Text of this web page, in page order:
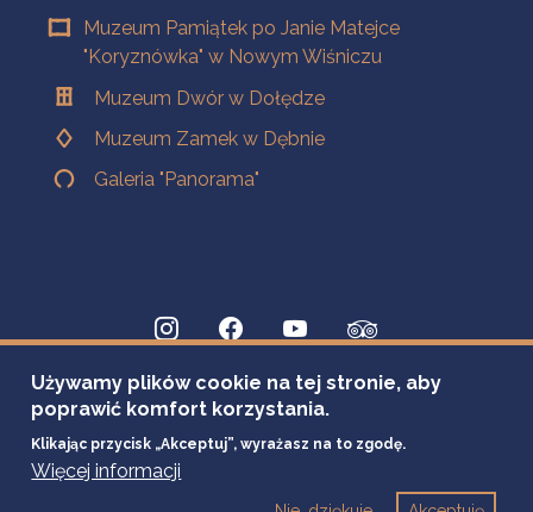
Muzeum Pamiątek po Janie Matejce
"Koryznówka" w Nowym Wiśniczu
Muzeum Dwór w Dołędze
Muzeum Zamek w Dębnie
Galeria "Panorama"
Używamy plików cookie na tej stronie, aby
poprawić komfort korzystania.
Klikając przycisk „Akceptuj”, wyrażasz na to zgodę.
Więcej informacji